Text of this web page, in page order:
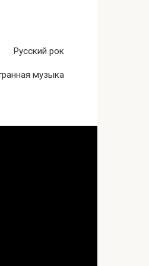
Русский рок
музыка